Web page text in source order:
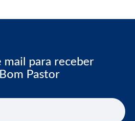
mail para receber
Pastor